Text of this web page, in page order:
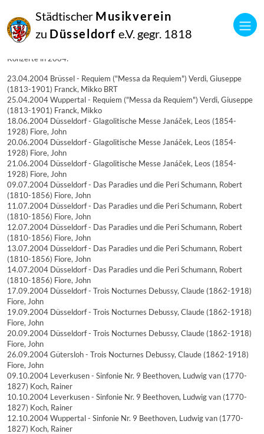
Städtischer Musikverein
zu Düsseldorf e.V. gegr. 1818
Dezember
2004
Manfred Hill
Konzerte in 2004:
23.04.2004 Brüssel - Requiem ("Messa da Requiem") Verdi, Giuseppe
(1813-1901) Franck, Mikko BRT
25.04.2004 Wuppertal - Requiem ("Messa da Requiem") Verdi, Giuseppe
(1813-1901) Franck, Mikko
18.06.2004 Düsseldorf - Glagolitische Messe Janáček, Leos (1854-
1928) Fiore, John
20.06.2004 Düsseldorf - Glagolitische Messe Janáček, Leos (1854-
1928) Fiore, John
21.06.2004 Düsseldorf - Glagolitische Messe Janáček, Leos (1854-
1928) Fiore, John
09.07.2004 Düsseldorf - Das Paradies und die Peri Schumann, Robert
(1810-1856) Fiore, John
11.07.2004 Düsseldorf - Das Paradies und die Peri Schumann, Robert
(1810-1856) Fiore, John
12.07.2004 Düsseldorf - Das Paradies und die Peri Schumann, Robert
(1810-1856) Fiore, John
13.07.2004 Düsseldorf - Das Paradies und die Peri Schumann, Robert
(1810-1856) Fiore, John
14.07.2004 Düsseldorf - Das Paradies und die Peri Schumann, Robert
(1810-1856) Fiore, John
17.09.2004 Düsseldorf - Trois Nocturnes Debussy, Claude (1862-1918)
Fiore, John
19.09.2004 Düsseldorf - Trois Nocturnes Debussy, Claude (1862-1918)
Fiore, John
20.09.2004 Düsseldorf - Trois Nocturnes Debussy, Claude (1862-1918)
Fiore, John
26.09.2004 Gütersloh - Trois Nocturnes Debussy, Claude (1862-1918)
Fiore, John
09.10.2004 Leverkusen - Sinfonie Nr. 9 Beethoven, Ludwig van (1770-
1827) Koch, Rainer
10.10.2004 Leverkusen - Sinfonie Nr. 9 Beethoven, Ludwig van (1770-
1827) Koch, Rainer
12.10.2004 Wuppertal - Sinfonie Nr. 9 Beethoven, Ludwig van (1770-
1827) Koch, Rainer